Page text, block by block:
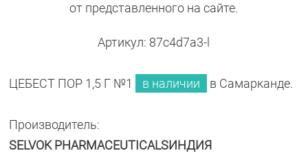
от представленного на сайте.
Артикул: 87c4d7a3-l
ЦЕБЕСТ ПОР 1,5 Г №1 в наличии в Самарканде.
Производитель:
SELVOK PHARMACEUTICALSИНДИЯ